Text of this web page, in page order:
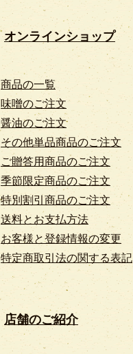
オンラインショップ
商品の一覧
味噌のご注文
醤油のご注文
その他単品商品のご注文
ご贈答用商品のご注文
季節限定商品のご注文
特別割引商品のご注文
送料とお支払方法
お客様と登録情報の変更
特定商取引法の関する表記
店舗のご紹介